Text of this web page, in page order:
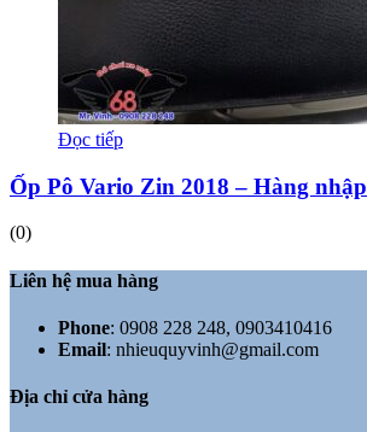
Đọc tiếp
Ốp Pô Vario Zin 2018 – Hàng nhập
(0)
Liên hệ mua hàng
Phone: 0908 228 248, 0903410416
Email: nhieuquyvinh@gmail.com
Địa chỉ cửa hàng